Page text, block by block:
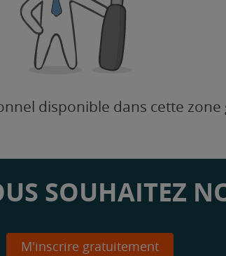
disponible dans cette
SOUHAITEZ
M'inscrire gratuitement